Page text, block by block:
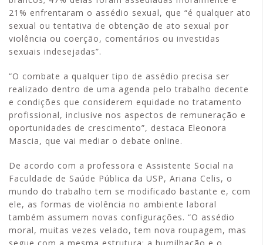
21% enfrentaram o assédio sexual, que “é qualquer ato
sexual ou tentativa de obtenção de ato sexual por
violência ou coerção, comentários ou investidas
sexuais indesejadas”.
“O combate a qualquer tipo de assédio precisa ser
realizado dentro de uma agenda pelo trabalho decente
e condições que considerem equidade no tratamento
profissional, inclusive nos aspectos de remuneração e
oportunidades de crescimento”, destaca Eleonora
Mascia, que vai mediar o debate online.
De acordo com a professora e Assistente Social na
Faculdade de Saúde Pública da USP, Ariana Celis, o
mundo do trabalho tem se modificado bastante e, com
ele, as formas de violência no ambiente laboral
também assumem novas configurações. “O assédio
moral, muitas vezes velado, tem nova roupagem, mas